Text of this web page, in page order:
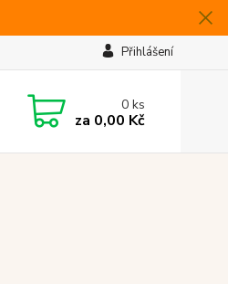
Přihlášení
0ks
za 0,00 Kč